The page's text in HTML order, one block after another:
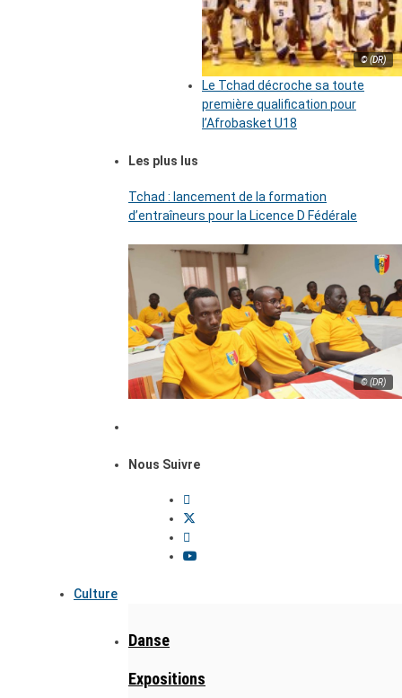
© (DR)
Le Tchad décroche sa toute
première qualification pour
l’Afrobasket U18
Les plus lus
Tchad : lancement de la formation
d’entraîneurs pour la Licence D Fédérale
© (DR)
Nous Suivre
Culture
Danse
Expositions